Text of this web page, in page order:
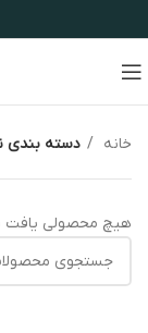
خانه دسته بندی
هیچ محصولی یافت